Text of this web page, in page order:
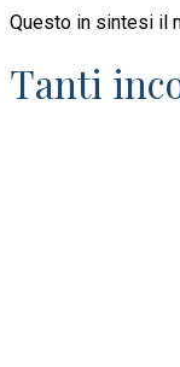
Questo in sintesi il
Tanti